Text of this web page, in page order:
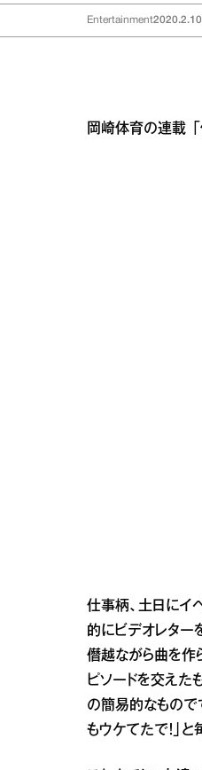
Entertainment2020.2.10
岡崎体育の連載
仕事柄、土日にイ
的にビデオレター
僭越ながら曲を作
ピソードを交えた
の簡易的なもので
もウケてたで！」と